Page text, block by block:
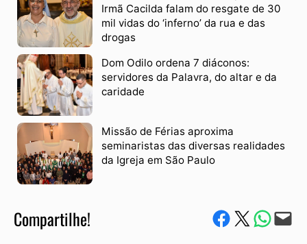
Irmã Cacilda falam do resgate de 30
mil vidas do ‘inferno’ da rua e das
drogas
Dom Odilo ordena 7 diáconos:
servidores da Palavra, do altar e da
caridade
Missão de Férias aproxima
seminaristas das diversas realidades
da Igreja em São Paulo
Compartilhe! Compartilhe no Facebook
Compartilhe no Twitter
Compartile via
Envie via e-mail